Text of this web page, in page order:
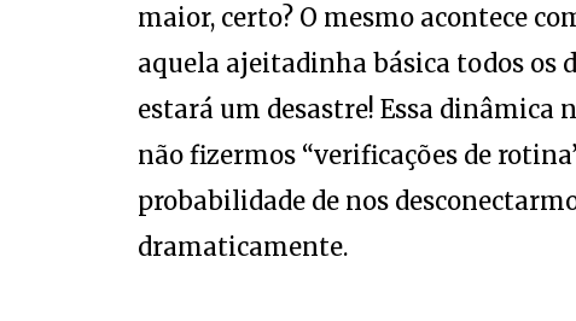
maior, certo? O mesmo acontece
aquela ajeitadinha básica todos os
estará um desastre! Essa dinâmica
não fizermos “verificações de
probabilidade de nos
dramaticamente.